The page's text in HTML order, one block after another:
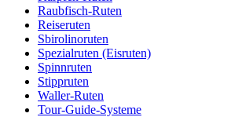
Raubfisch-Ruten
Reiseruten
Sbirolinoruten
Spezialruten (Eisruten)
Spinnruten
Stippruten
Waller-Ruten
Tour-Guide-Systeme